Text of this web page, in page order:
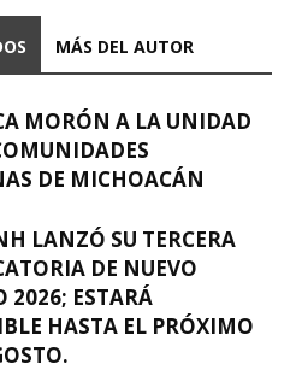
MÁS DEL AUTOR
MORÓN A LA UNIDAD
DE MICHOACÁN
LANZÓ SU TERCERA
DE NUEVO
2026; ESTARÁ
HASTA EL PRÓXIMO